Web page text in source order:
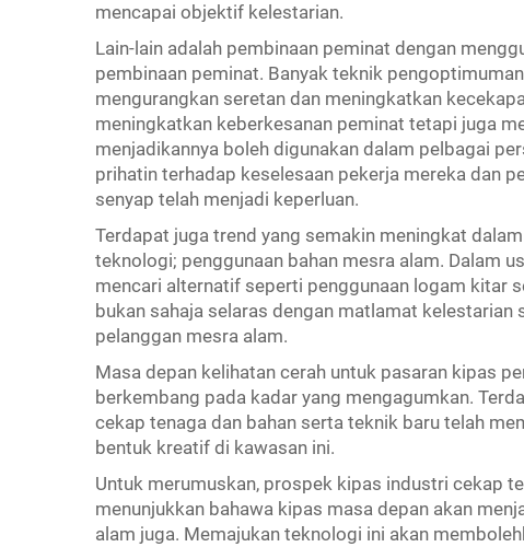
mencapai objektif kelestarian.
Lain-lain adalah pembinaan peminat dengan
pembinaan peminat. Banyak teknik
mengurangkan seretan dan meningkatkan
meningkatkan keberkesanan peminat tetapi juga
menjadikannya boleh digunakan dalam pelbagai
prihatin terhadap keselesaan pekerja mereka dan
senyap telah menjadi keperluan.
Terdapat juga trend yang semakin meningkat
teknologi; penggunaan bahan mesra alam. Dalam
mencari alternatif seperti penggunaan logam kitar
bukan sahaja selaras dengan matlamat
pelanggan mesra alam.
Masa depan kelihatan cerah untuk pasaran kipas
berkembang pada kadar yang mengagumkan.
cekap tenaga dan bahan serta teknik baru telah
bentuk kreatif di kawasan ini.
Untuk merumuskan, prospek kipas industri cekap
menunjukkan bahawa kipas masa depan akan
alam juga. Memajukan teknologi ini akan